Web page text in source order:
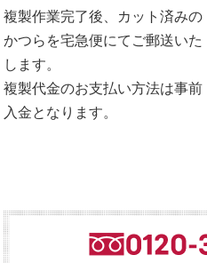
複製作業完了後、カット済みの
かつらを宅急便にてご郵送いた
します。
複製代金のお支払い方法は事前
入金となります。